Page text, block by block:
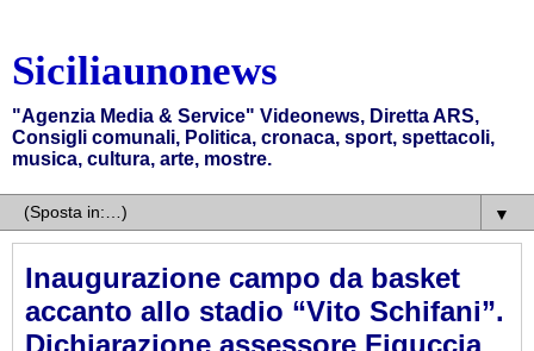
Siciliaunonews
"Agenzia Media & Service" Videonews, Diretta ARS,
Consigli comunali, Politica, cronaca, sport, spettacoli,
musica, cultura, arte, mostre.
▼
Inaugurazione campo da basket
accanto allo stadio “Vito Schifani”.
Dichiarazione assessore Figuccia